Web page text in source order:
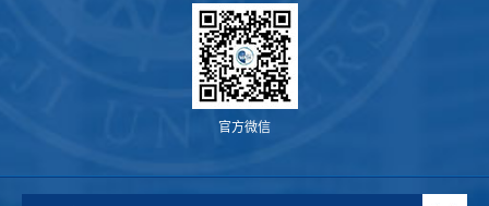
官方微信